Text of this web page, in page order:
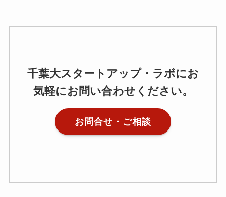
千葉大スタートアップ・ラボにお
気軽にお問い合わせください。
お問合せ・ご相談